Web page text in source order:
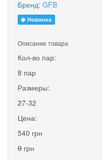
Бренд: GFB
Новинка
Описание товара
Кол-во пар:
8 пар
Размеры:
27-32
Цена:
540 грн
0 грн